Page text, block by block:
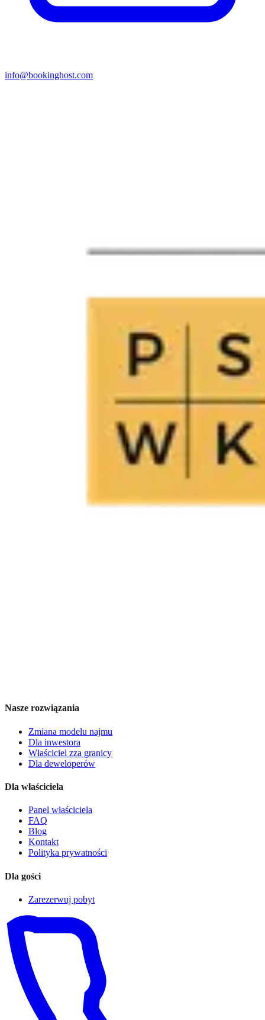
info@bookinghost.com
Nasze rozwiązania
Zmiana modelu najmu
Dla inwestora
Właściciel zza granicy
Dla deweloperów
Dla właściciela
Panel właściciela
FAQ
Blog
Kontakt
Polityka prywatności
Dla gości
Zarezerwuj pobyt